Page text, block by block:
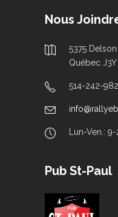
Nous
5375
Québec J3Y
514-242-
Lun-Ven.:
Pub St-Paul